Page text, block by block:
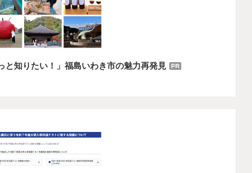
と知りたい！」福島いわき市の魅力再発見 PR